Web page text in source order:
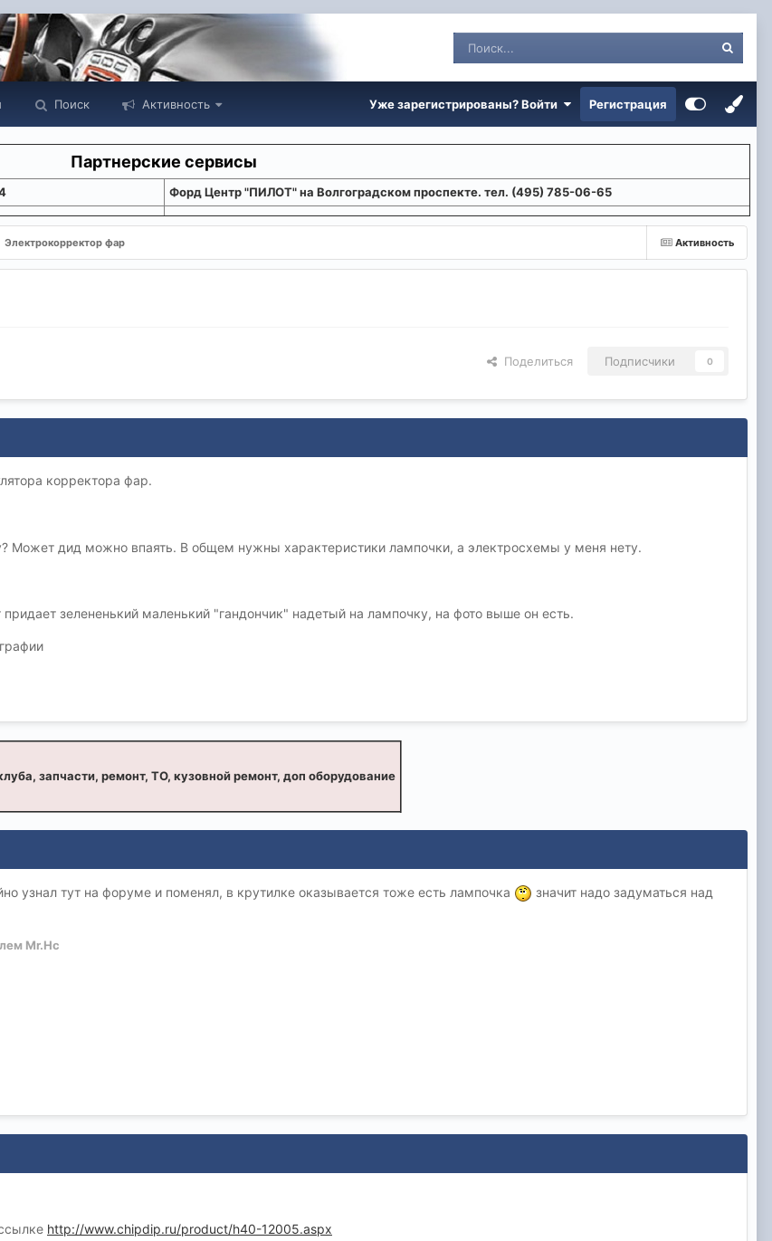
Поиск Активность Уже зарегистрированы? Войти Регистрация
Партнерские сервисы
Форд Центр "ПИЛОТ" на Волгоградском проспекте. тел. (495) 785-06-65
Активность
Электрокорректор фар
Поделиться Подписчики 0
корректора фар.
Может дид можно впаять. В общем нужны характеристики лампочки, а электросхемы у меня нету.
придает зелененький маленький "гандончик" надетый на лампочку, на фото выше он есть.
запчасти, ремонт, ТО, кузовной ремонт, доп оборудование
узнал тут на форуме и поменял, в крутилке оказывается тоже есть лампочка
значит надо задуматься над
Mr.Hc
http://www.chipdip.ru/product/h40-12005.aspx